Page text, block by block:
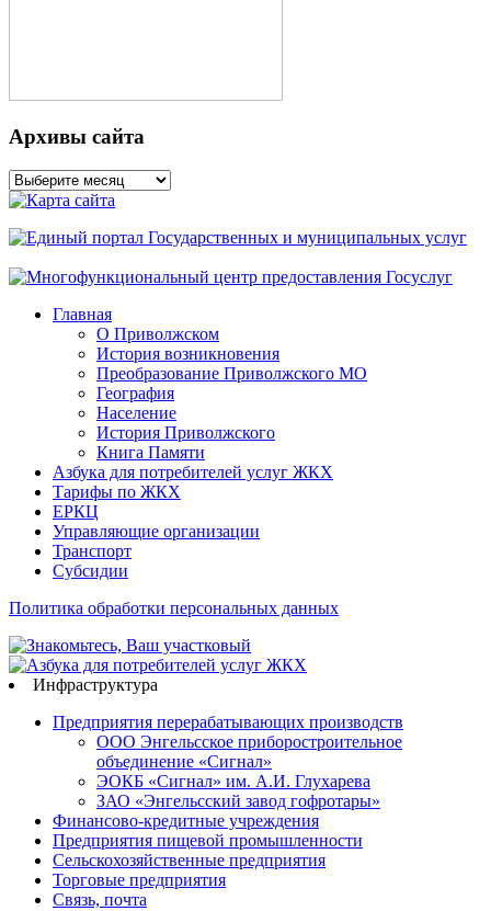
Архивы сайта
Архивы
сайта
Главная
О Приволжском
История возникновения
Преобразование Приволжского МО
География
Население
История Приволжского
Книга Памяти
Азбука для потребителей услуг ЖКХ
Тарифы по ЖКХ
ЕРКЦ
Управляющие организации
Транспорт
Субсидии
Политика обработки персональных данных
Инфраструктура
Предприятия перерабатывающих производств
ООО Энгельсское приборостроительное
объединение «Сигнал»
ЭОКБ «Сигнал» им. А.И. Глухарева
ЗАО «Энгельсский завод гофротары»
Финансово-кредитные учреждения
Предприятия пищевой промышленности
Сельскохозяйственные предприятия
Торговые предприятия
Связь, почта